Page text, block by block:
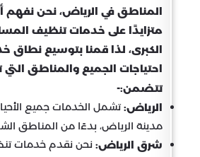
المناطق في الرياض، نحن نفهم
متزايدًا على خدمات تنظيف
الكبرى، لذا قمنا بتوسيع نطاق
احتياجات الجميع والمناطق التي
تتضمن:-
الرياض:تشمل الخدمات جميع
مدينة الرياض، بدءًا من المناطق
شرق الرياض: نحن نقدم خدمات